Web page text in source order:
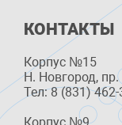
КОНТАКТЫ
Корпус №15
Н. Новгород,
Тел: 8 (831) 462-
Корпус №9